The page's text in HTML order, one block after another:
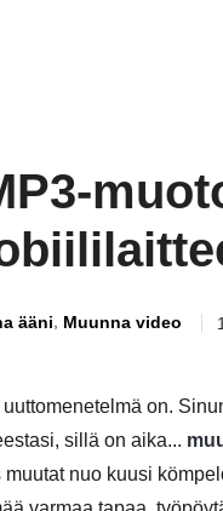
ääni, Muunna video
on.
sillä on aika...
nuo kuusi